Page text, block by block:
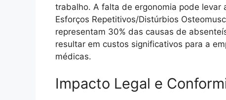
trabalho. A falta de ergonomia pode levar
Esforços Repetitivos/Distúrbios
representam 30% das causas de
resultar em custos significativos para a
médicas.
Impacto Legal e